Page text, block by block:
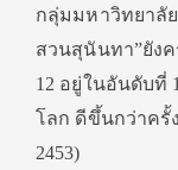
กลุ่มมหาวิทยาลั
สวนสุนันทา”ยังค
12 อยู่ในอันดับที่
โลก ดีขึ้นกว่าครั้
2453)